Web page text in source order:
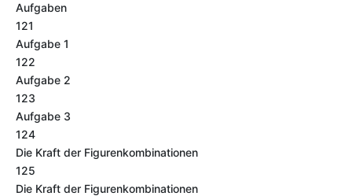
Aufgaben
121
Aufgabe 1
122
Aufgabe 2
123
Aufgabe 3
124
Die Kraft der Figurenkombinationen
125
Die Kraft der Figurenkombinationen